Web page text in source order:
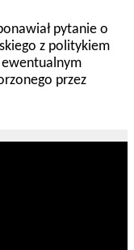
pytanie o
z politykiem
ewentualnym
przez